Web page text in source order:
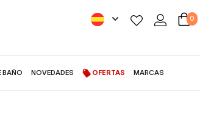
0
BAÑO NOVEDADES OFERTAS MARCAS